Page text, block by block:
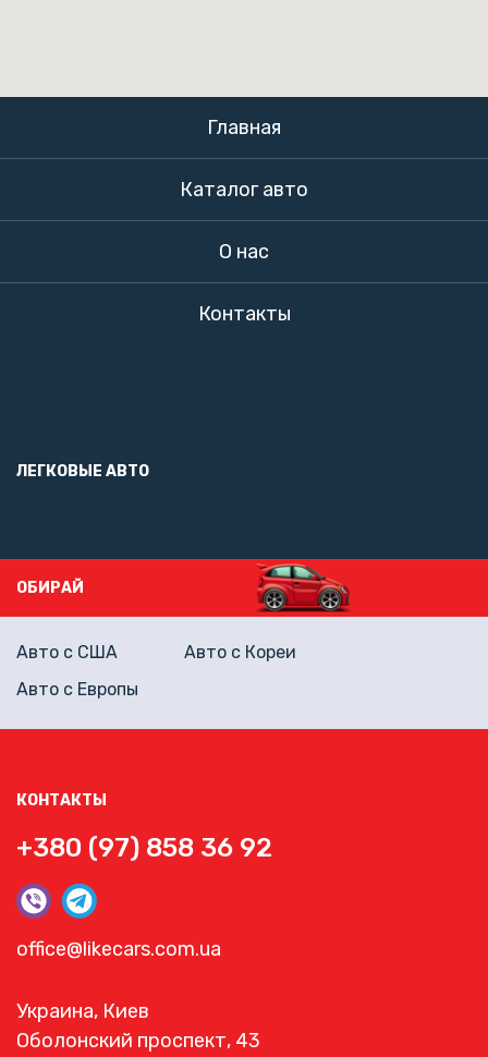
Главная
Каталог авто
О нас
Контакты
ЛЕГКОВЫЕ АВТО
КОНТАКТЫ
+380 (97) 858 36 92
office@likecars.com.ua
Украина, Киев
Оболонский проспект, 43
ОБИРАЙ
Авто с США
Авто с Кореи
Авто с Европы